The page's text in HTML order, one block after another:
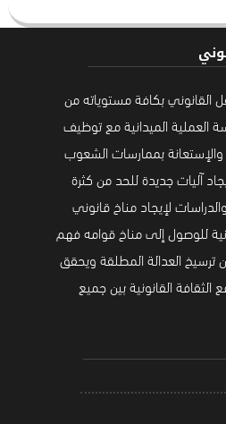
بكافة مستوياته من
العملية الميدانية مع توظيف
والإستعانة بممارسات الشعوب
آليات جديدة للحد من كثرة
لإيجاد مناخ قانوني
للوصول إلى مناخ قوامه فهم
العدالة المطلقة ويحقق
القانونية بين جميع